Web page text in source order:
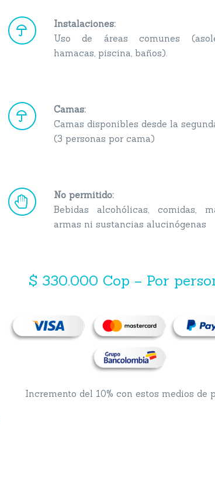


Instalaciones:
Uso de áreas comunes
hamacas, piscina, baños).


Camas:
Camas disponibles desde la
(3 personas por cama)


No permitido:
Bebidas alcohólicas, comidas,
armas ni sustancias alucinógenas
$ 330.000 Cop – Por
Incremento del 10% con estos medios de